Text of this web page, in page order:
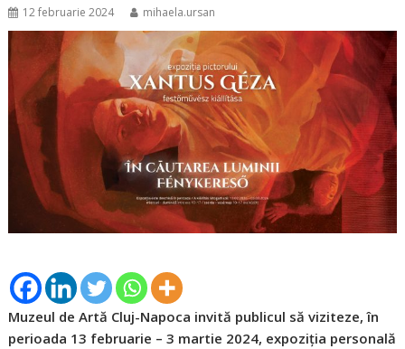
12 februarie 2024 mihaela.ursan
Muzeul de Artă Cluj-Napoca invită publicul să viziteze, în
perioada 13 februarie – 3 martie 2024, expoziţia personală